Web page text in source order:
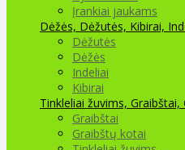
Įrankiai jaukams
Dėžės, Dėžutės, Kibirai,
Dėžutės
Dėžės
Indeliai
Kibirai
Tinkleliai žuvims,
Graibštai
Graibštų kotai